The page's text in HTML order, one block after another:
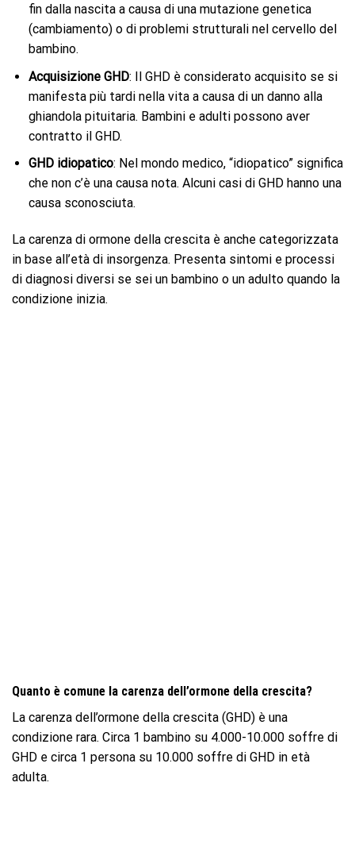
fin dalla nascita a causa di una mutazione genetica
(cambiamento) o di problemi strutturali nel cervello del
bambino.
Acquisizione GHD: Il GHD è considerato acquisito se si
manifesta più tardi nella vita a causa di un danno alla
ghiandola pituitaria. Bambini e adulti possono aver
contratto il GHD.
GHD idiopatico: Nel mondo medico, “idiopatico” significa
che non c’è una causa nota. Alcuni casi di GHD hanno una
causa sconosciuta.
La carenza di ormone della crescita è anche categorizzata
in base all’età di insorgenza. Presenta sintomi e processi
di diagnosi diversi se sei un bambino o un adulto quando la
condizione inizia.
Quanto è comune la carenza dell’ormone della crescita?
La carenza dell’ormone della crescita (GHD) è una
condizione rara. Circa 1 bambino su 4.000-10.000 soffre di
GHD e circa 1 persona su 10.000 soffre di GHD in età
adulta.